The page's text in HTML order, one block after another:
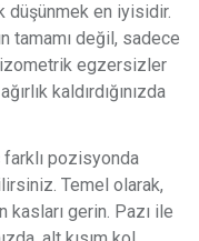
düşünmek en iyisidir.
tamamı değil, sadece
izometrik egzersizler
kaldırdığınızda
farklı pozisyonda
Temel olarak,
kasları gerin. Pazı ile